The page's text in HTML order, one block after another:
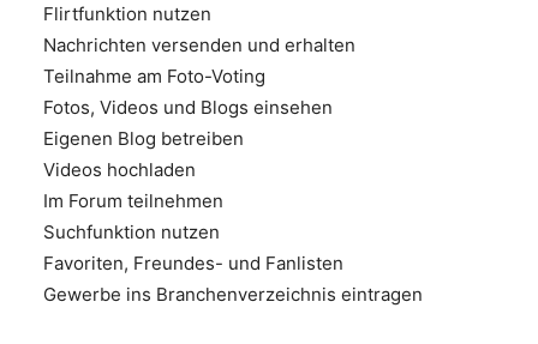
Flirtfunktion nutzen
Nachrichten versenden und erhalten
Teilnahme am Foto-Voting
Fotos, Videos und Blogs einsehen
Eigenen Blog betreiben
Videos hochladen
Im Forum teilnehmen
Suchfunktion nutzen
Favoriten, Freundes- und Fanlisten
Gewerbe ins Branchenverzeichnis eintragen